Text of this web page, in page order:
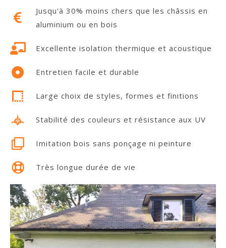
Jusqu'à 30% moins chers que les châssis en
aluminium ou en bois
Excellente isolation thermique et acoustique
Entretien facile et durable
Large choix de styles, formes et finitions
Stabilité des couleurs et résistance aux UV
Imitation bois sans ponçage ni peinture
Très longue durée de vie